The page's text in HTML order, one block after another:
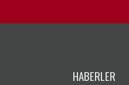
HABERLER